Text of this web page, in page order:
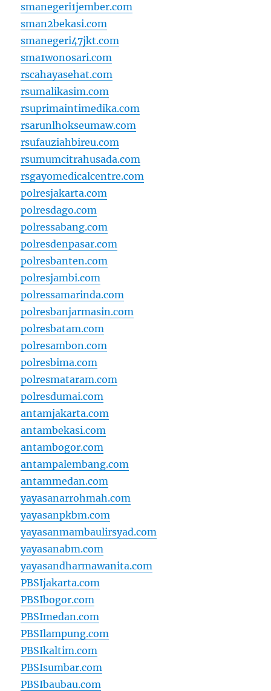
smanegeri1jember.com
sman2bekasi.com
smanegeri47jkt.com
sma1wonosari.com
rscahayasehat.com
rsumalikasim.com
rsuprimaintimedika.com
rsarunlhokseumaw.com
rsufauziahbireu.com
rsumumcitrahusada.com
rsgayomedicalcentre.com
polresjakarta.com
polresdago.com
polressabang.com
polresdenpasar.com
polresbanten.com
polresjambi.com
polressamarinda.com
polresbanjarmasin.com
polresbatam.com
polresambon.com
polresbima.com
polresmataram.com
polresdumai.com
antamjakarta.com
antambekasi.com
antambogor.com
antampalembang.com
antammedan.com
yayasanarrohmah.com
yayasanpkbm.com
yayasanmambaulirsyad.com
yayasanabm.com
yayasandharmawanita.com
PBSIjakarta.com
PBSIbogor.com
PBSImedan.com
PBSIlampung.com
PBSIkaltim.com
PBSIsumbar.com
PBSIbaubau.com